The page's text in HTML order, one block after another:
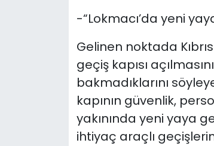
-“Lokmacı’da yeni
Gelinen noktada
geçiş kapısı
bakmadıklarını
kapının güvenlik,
yakınında yeni yaya
ihtiyaç araçlı